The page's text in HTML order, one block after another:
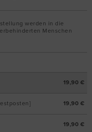
werden in die
Menschen
19,90 €
19,90 €
19,90 €